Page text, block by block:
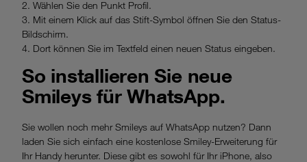
2. Wählen Sie den Punkt Profil.
3. Mit einem Klick auf das Stift-Symbol öffnen Sie den Status-
Bildschirm.
4. Dort können Sie im Textfeld einen neuen Status eingeben.
So installieren Sie neue
Smileys für WhatsApp.
Sie wollen noch mehr Smileys auf WhatsApp nutzen? Dann
laden Sie sich einfach eine kostenlose Smiley-Erweiterung für
Ihr Handy herunter. Diese gibt es sowohl für Ihr iPhone, also